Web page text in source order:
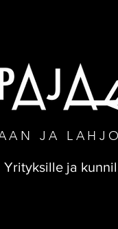
JA
Yrityksille ja